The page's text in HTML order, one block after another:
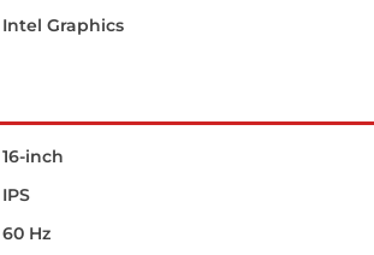
Intel Graphics
16-inch
IPS
60 Hz